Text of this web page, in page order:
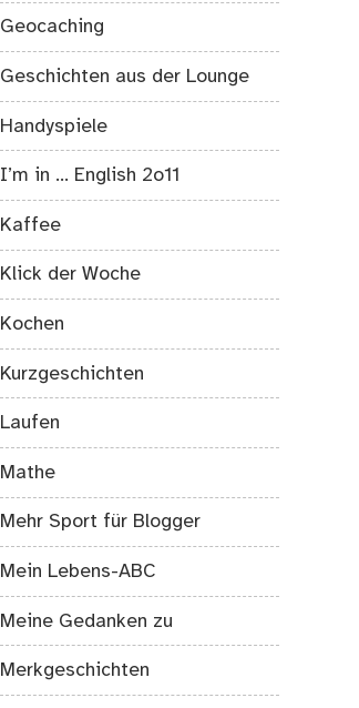
Geocaching
Geschichten aus der Lounge
Handyspiele
I’m in … English 2o11
Kaffee
Klick der Woche
Kochen
Kurzgeschichten
Laufen
Mathe
Mehr Sport für Blogger
Mein Lebens-ABC
Meine Gedanken zu
Merkgeschichten